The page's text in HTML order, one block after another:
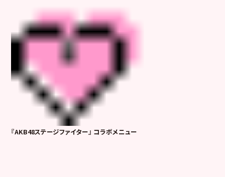
『AKB48ステージファイター』 コラボメニュー